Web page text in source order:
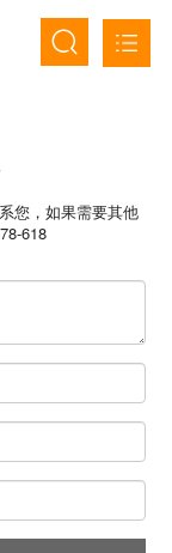
您，如果需要其他
618